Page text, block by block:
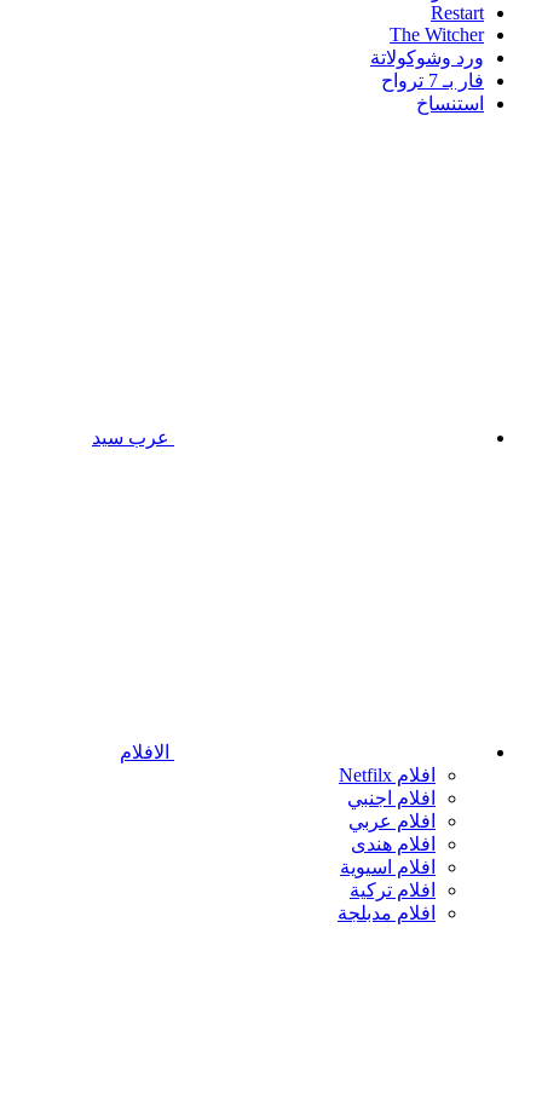
Restart
The Witcher
ورد وشوكولاتة
فار بـ 7 ترواح
استنساخ
عرب سيد
الافلام
افلام Netfilx
افلام اجنبي
افلام عربي
افلام هندى
افلام اسيوية
افلام تركية
افلام مدبلجة